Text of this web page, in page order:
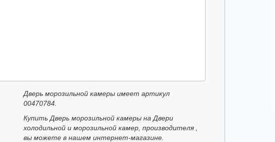
Дверь морозильной камеры имеет артикул
00470784.
Купить Дверь морозильной камеры на Двери
холодильной и морозильной камер, производителя ,
вы можете в нашем интернет-магазине.